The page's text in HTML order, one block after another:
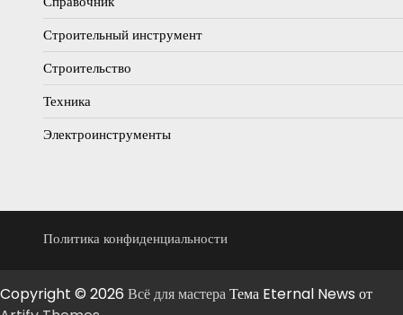
Строительный инструмент
Строительство
Техника
Электроинструменты
Политика конфиденциальности
Copyright © 2026 Всё для мастераТема Eternal News от